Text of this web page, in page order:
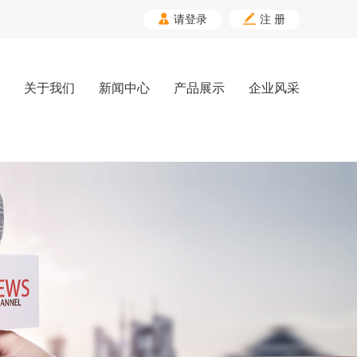
 请登录  注 册
关于我们 新闻中心 产品展示 企业风采